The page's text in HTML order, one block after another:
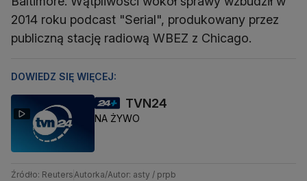
2014 roku podcast "Serial", produkowany przez
publiczną stację radiową WBEZ z Chicago.
DOWIEDZ SIĘ WIĘCEJ:
TVN24
NA ŻYWO
Źródło: ReutersAutorka/Autor: asty / prpb